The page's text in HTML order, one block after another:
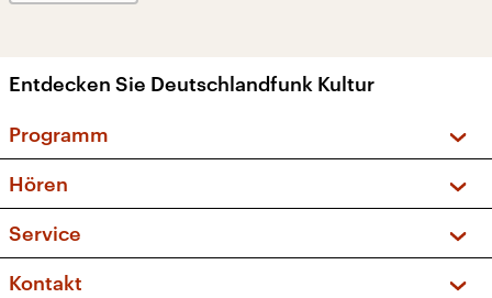
Entdecken Sie Deutschlandfunk Kultur
Programm
Sendungen und Podcasts
Musikliste
Kakadu – Das Kinderprogramm
Hören
Frequenzen (UKW + DAB+)
Service
FAQ
Kontakt